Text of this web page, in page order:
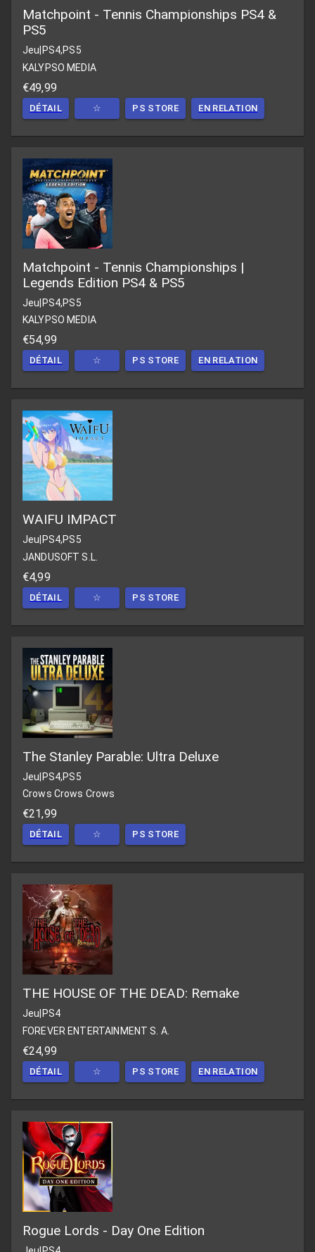
Matchpoint - Tennis Championships PS4 &
PS5
Jeu PS4,PS5
KALYPSO MEDIA
€49,99
DÉTAIL ☆ PS STORE EN RELATION
Matchpoint - Tennis Championships |
Legends Edition PS4 & PS5
Jeu|PS4,PS5
KALYPSO MEDIA
€54,99
DÉTAIL ☆ PS STORE EN RELATION
WAIFU IMPACT
Jeu PS4,PS5
JANDUSOFT S.L.
€4,99
DÉTAIL ☆ PS STORE
The Stanley Parable: Ultra Deluxe
Jeu|PS4,PS5
Crows Crows Crows
€21,99
DÉTAIL ☆ PS STORE
THE HOUSE OF THE DEAD: Remake
Jeu PS4
FOREVER ENTERTAINMENT S. A.
€24,99
DÉTAIL ☆ PS STORE EN RELATION
Rogue Lords - Day One Edition